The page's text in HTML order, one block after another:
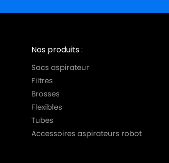
Nos produits :
Sacs aspirateur
Filtres
Brosses
Flexibles
Tubes
Accessoires aspirateurs robot